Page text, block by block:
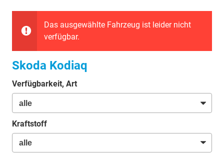
Das ausgewählte Fahrzeug ist leider nicht
verfügbar.
Skoda Kodiaq
Verfügbarkeit, Art
Kraftstoff